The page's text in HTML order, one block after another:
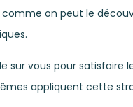
on peut le
sur vous pour
appliquent cette